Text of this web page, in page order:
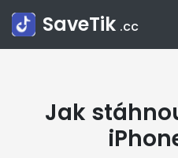
SaveTik .cc
Jak